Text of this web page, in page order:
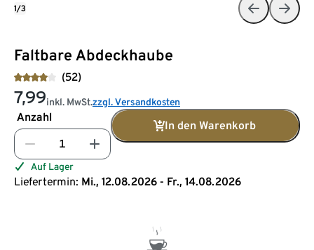
Faltbare Abdeckhaube
(52)
7,99inkl. MwSt.zzgl. Versandkosten
Anzahl
In den Warenkorb
Auf Lager
Liefertermin: Mi., 12.08.2026 - Fr., 14.08.2026
1/3